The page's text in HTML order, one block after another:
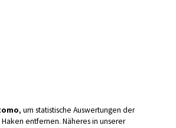
, um statistische Auswertungen der
entfernen. Näheres in unserer